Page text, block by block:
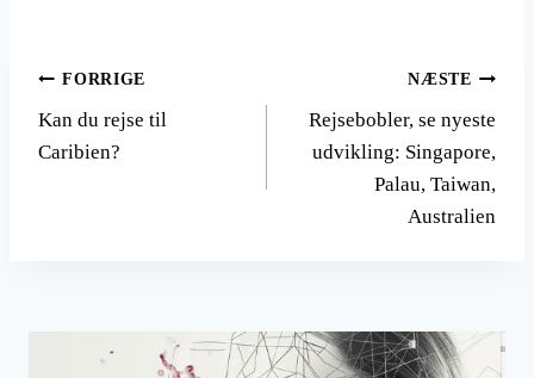
Indlægsnavigation
FORRIGE
Kan du rejse til
Caribien?
NÆSTE
Rejsebobler, se nyeste
udvikling: Singapore,
Palau, Taiwan,
Australien